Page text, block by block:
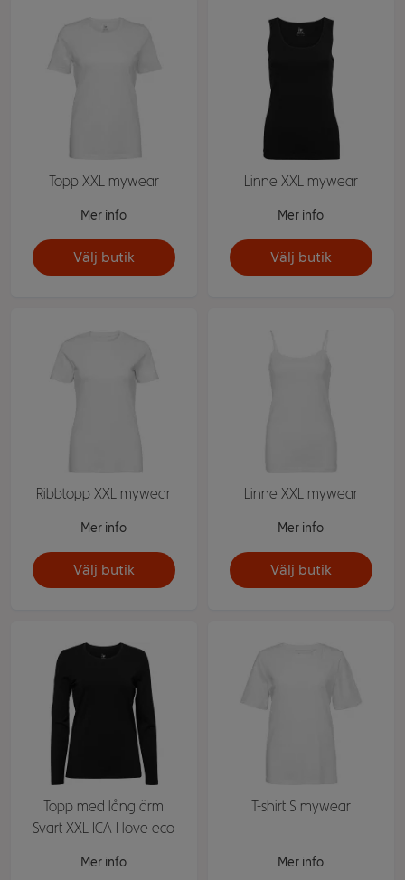
Topp XXL mywear
Mer info
Välj butik
Linne XXL mywear
Mer info
Välj butik
Ribbtopp XXL mywear
Mer info
Välj butik
Linne XXL mywear
Mer info
Välj butik
Topp med lång ärm
Svart XXL ICA I love eco
Mer info
T-shirt S mywear
Mer info